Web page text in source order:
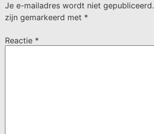
Je e-mailadres wordt niet gepubliceerd.
zijn gemarkeerd met *
Reactie *